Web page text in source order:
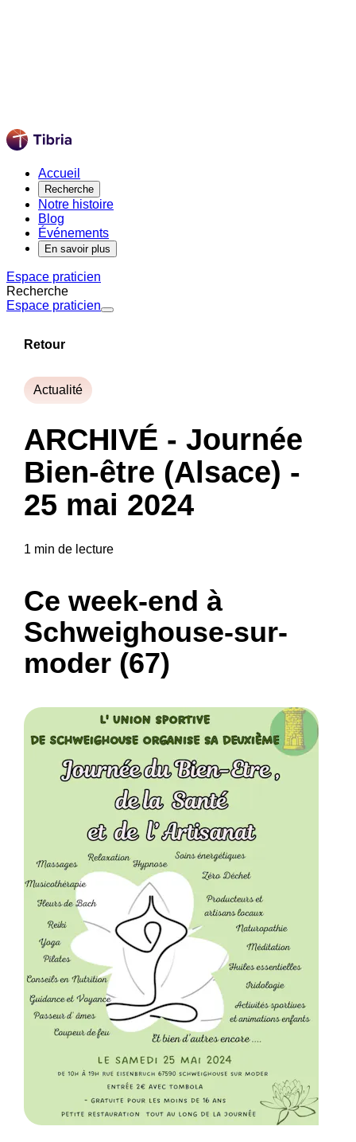
Accueil
Recherche
Notre histoire
Blog
Événements
En savoir plus
Espace praticien
Recherche
Espace praticien
Retour
Actualité
ARCHIVÉ - Journée
Bien-être (Alsace) -
25 mai 2024
1 min de lecture
Ce week-end à
Schweighouse-sur-
moder (67)